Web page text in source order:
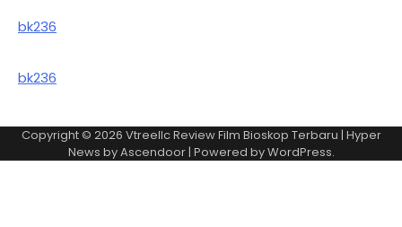
bk236
bk236
Copyright © 2026 Vtreellc Review Film Bioskop Terbaru | Hyper
News byAscendoor| Powered byWordPress.